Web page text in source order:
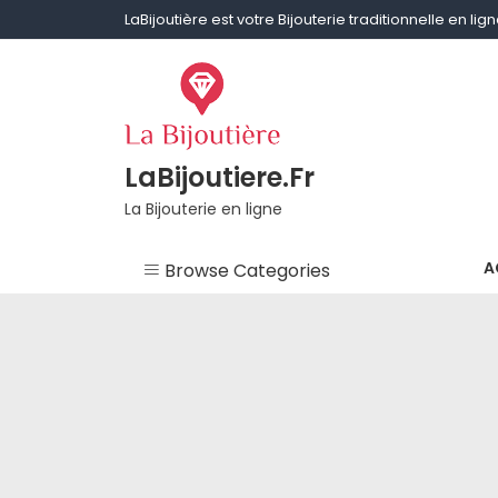
to
LaBijoutière est votre Bijouterie traditionnelle en
LaBijoutiere.Fr
La Bijouterie en ligne
Browse Categories